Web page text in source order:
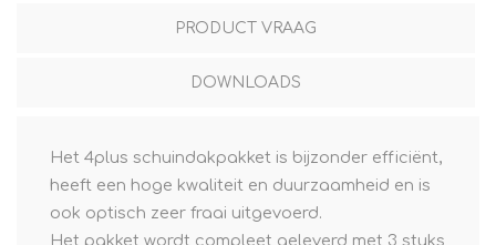
PRODUCT VRAAG
DOWNLOADS
Het 4plus schuindakpakket is bijzonder efficiënt,
heeft een hoge kwaliteit en duurzaamheid en is
ook optisch zeer fraai uitgevoerd.
Het pakket wordt compleet geleverd met 3 stuks